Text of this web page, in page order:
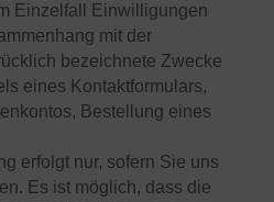
Einzelfall Einwilligungen
mit der
bezeichnete Zwecke
eines Kontaktformulars,
Bestellung eines
erfolgt nur, sofern Sie uns
Es ist möglich, dass die